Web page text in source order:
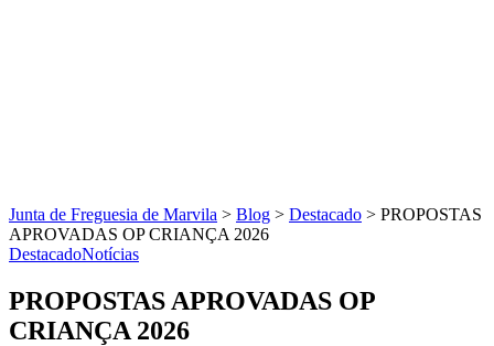
Junta de Freguesia de Marvila > Blog > Destacado > PROPOSTAS
APROVADAS OP CRIANÇA 2026
DestacadoNotícias
PROPOSTAS APROVADAS OP
CRIANÇA 2026